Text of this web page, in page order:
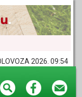
2026. 09:54